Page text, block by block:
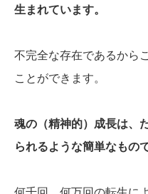
生まれています。
不完全な存在であるから
ことができます。
魂の（精神的）成長は、
られるような簡単なもの